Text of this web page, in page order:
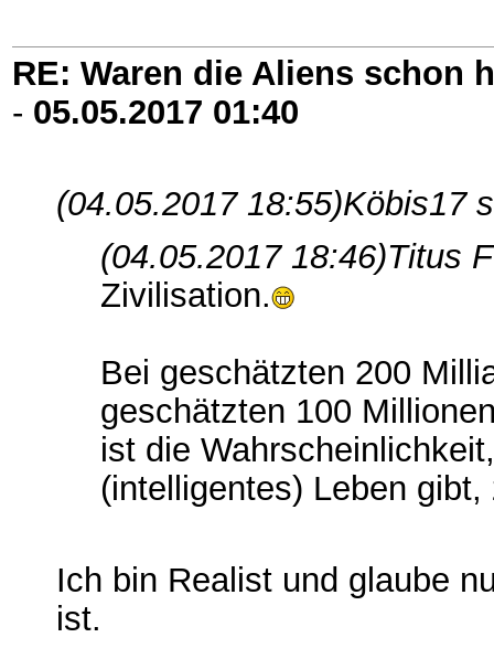
RE: Waren die Aliens schon
- 05.05.2017 01:40
(04.05.2017 18:55)Köbis17
(04.05.2017 18:46)Titus
Zivilisation.
Bei geschätzten 200
geschätzten 100
ist die
(intelligentes) Leben
Ich bin Realist und glaube
ist.